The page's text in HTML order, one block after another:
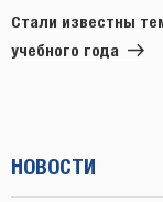
запись
Стали известны
учебного года
НОВОСТИ